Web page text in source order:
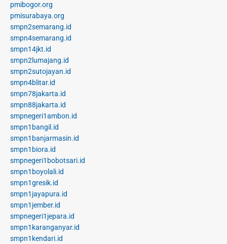
pmibogor.org
pmisurabaya.org
smpn2semarang.id
smpn4semarang.id
smpn14jkt.id
smpn2lumajang.id
smpn2sutojayan.id
smpn4blitar.id
smpn78jakarta.id
smpn88jakarta.id
smpnegeri1ambon.id
smpn1bangil.id
smpn1banjarmasin.id
smpn1biora.id
smpnegeri1bobotsari.id
smpn1boyolali.id
smpn1gresik.id
smpn1jayapura.id
smpn1jember.id
smpnegeri1jepara.id
smpn1karanganyar.id
smpn1kendari.id